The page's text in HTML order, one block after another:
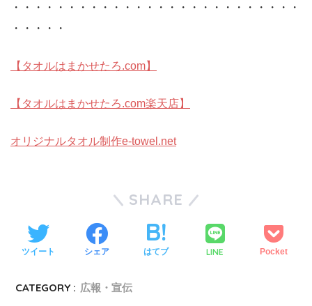
・・・・・・・・・・・・・・・・・・・・・・・・・・
・・・・・
【タオルはまかせたろ.com】
【タオルはまかせたろ.com楽天店】
オリジナルタオル制作e-towel.net
SHARE
ツイート シェア はてブ LINE Pocket
CATEGORY : 広報・宣伝